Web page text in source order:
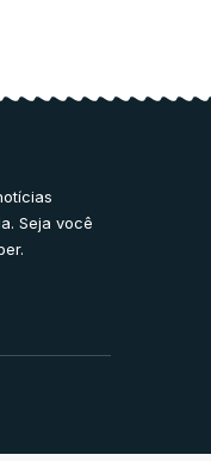
Seja você